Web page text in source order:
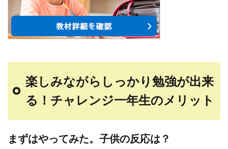
楽しみながらしっかり勉強が出来
る！チャレンジ一年生のメリット
まずはやってみた。子供の反応は？